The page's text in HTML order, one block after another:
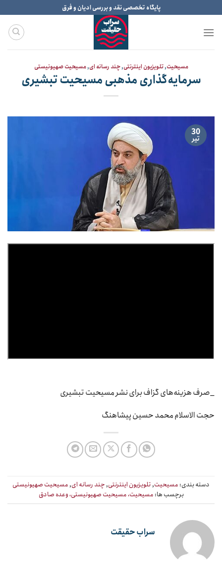
to
content
پایگاه تخصصی نقد و بررسی ادیان و فرق
مسیحیت,تلویزیون اینترنتی,چند رسانه ای,مسیحیت صهیونیستی
سرمایه‌گذاری مذهبی مسیحیت تبشیری
30
تیر
_صرف هزینه‌های گزاف برای نشر مسیحیت تبشیری
حجت الاسلام محمد حسین پیشاهنگ
دسته بندی: مسیحیت,تلویزیون اینترنتی,چند رسانه ای,مسیحیت صهیونیستی
برچسب ها: مسیحیت، مسیحیت صهیونیستی، وعده صادق
سراب حقیقت